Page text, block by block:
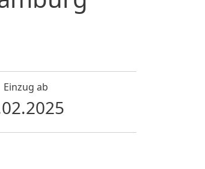
Einzug ab